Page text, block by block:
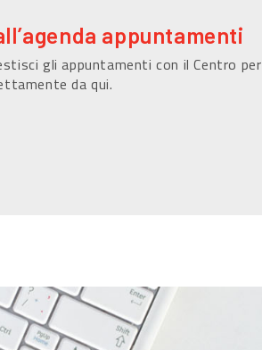
appuntamenti
gli appuntamenti con il Centro per
da qui.